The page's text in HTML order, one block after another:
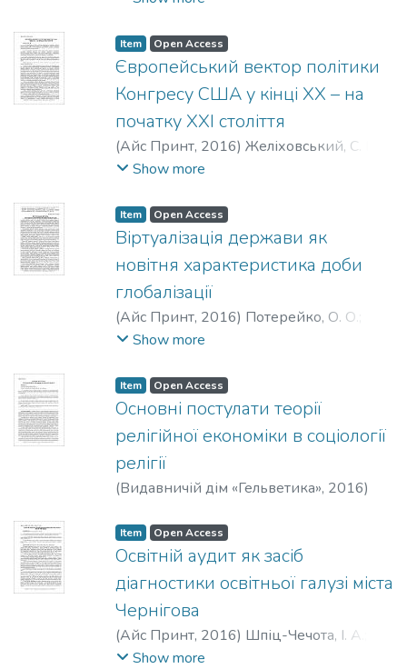
Item Open Access
Європейський вектор політики
Конгресу США у кінці ХХ – на
початку ХХІ століття
(Айс Принт, 2016) Желіховський, С. В.
Zhelikhovskiy, S. V.
Show more
Item Open Access
Віртуалізація держави як
новітня характеристика доби
глобалізації
(Айс Принт, 2016) Потерейко, О. О.
Potereyko, О. О.
Show more
Item Open Access
Основні постулати теорії
релігійної економіки в соціології
релігії
(Видавничій дім «Гельветика», 2016)
Item Open Access
Освітній аудит як засіб
діагностики освітньої галузі міста
Чернігова
(Айс Принт, 2016) Шпіц-Чечота, І. А.
Spitz-Checota, I. A.
Show more